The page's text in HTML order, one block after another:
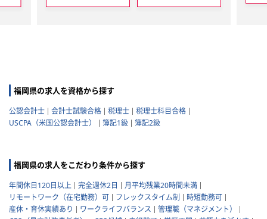
福岡県の求人を資格から探す
公認会計士 会計士試験合格 税理士
税理士科目合格
USCPA（米国公認会計士）
簿記1級 簿記2級
福岡県の求人をこだわり条件から探す
年間休日120日以上 完全週休2日
月平均残業20時間未満
リモートワーク（在宅勤務）可
フレックスタイム制
時短勤務可
産休・育休実績あり
ワークライフバランス
管理職（マネジメント）